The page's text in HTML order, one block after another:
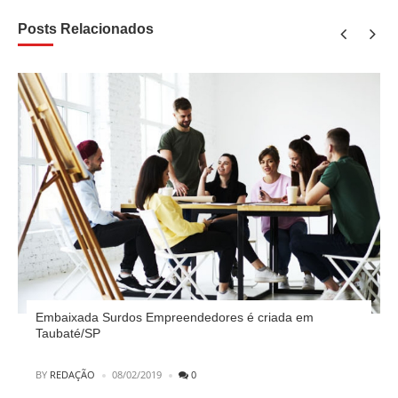
Posts Relacionados
Embaixada Surdos Empreendedores é criada em
Taubaté/SP
POSTED
BY REDAÇÃO 08/02/2019 0